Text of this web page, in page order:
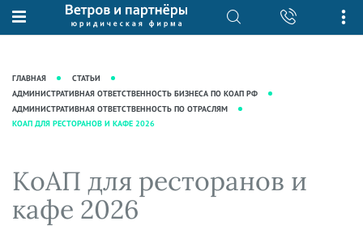
О нас
Рекомендации
Награды и рейтинги
Кейсы
Вакансии
Юридические услуги
Интеллектуальная собственность
Корпоративная практика
Сопровождение бизнеса
Ведение уголовных дел
Защита активов
База знаний
практики"
Статьи
Видеоподкасты
Справочная
ГЛАВНАЯ
СТАТЬИ
АДМИНИСТРАТИВНАЯ ОТВЕТСТВЕННОСТЬ БИЗНЕСА ПО КОАП РФ
АДМИНИСТРАТИВНАЯ ОТВЕТСТВЕННОСТЬ ПО ОТРАСЛЯМ
КОАП ДЛЯ РЕСТОРАНОВ И КАФЕ 2026
КоАП для ресторанов и
кафе 2026